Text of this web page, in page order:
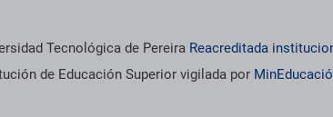
Tecnológica de Pereira Reacreditada
de Educación Superior vigilada por